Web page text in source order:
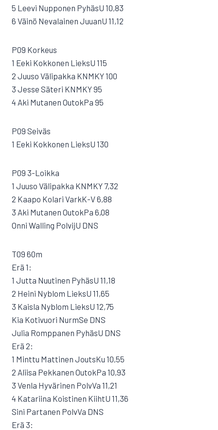
5 Leevi Nupponen PyhäsU 10,83
6 Väinö Nevalainen JuuanU 11,12
P09 Korkeus
1 Eeki Kokkonen LieksU 115
2 Juuso Välipakka KNMKY 100
3 Jesse Säteri KNMKY 95
4 Aki Mutanen OutokPa 95
P09 Seiväs
1 Eeki Kokkonen LieksU 130
P09 3-Loikka
1 Juuso Välipakka KNMKY 7,32
2 Kaapo Kolari VarkK-V 6,88
3 Aki Mutanen OutokPa 6,08
Onni Walling PolvijU DNS
T09 60m
Erä 1:
1 Jutta Nuutinen PyhäsU 11,18
2 Heini Nyblom LieksU 11,65
3 Kaisla Nyblom LieksU 12,75
Kia Kotivuori NurmSe DNS
Julia Romppanen PyhäsU DNS
Erä 2:
1 Minttu Mattinen JoutsKu 10,55
2 Aliisa Pekkanen OutokPa 10,93
3 Venla Hyvärinen PolvVa 11,21
4 Katariina Koistinen KiihtU 11,36
Sini Partanen PolvVa DNS
Erä 3: